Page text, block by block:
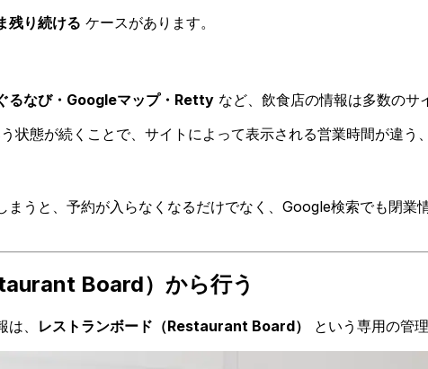
残り続ける ケースがあります。
るなび・Googleマップ・Retty など、飲食店の情報は多数のサ
態が続くことで、サイトによって表示される営業時間が違う
うと、予約が入らなくなるだけでなく、Google検索でも閉
Board）から行う
、 レストランボード（Restaurant Board） という専用の管